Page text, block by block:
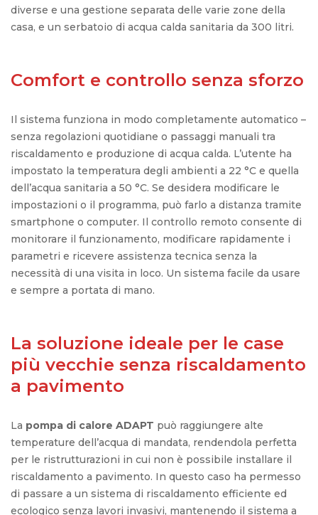
diverse e una gestione separata delle varie zone della
casa, e un serbatoio di acqua calda sanitaria da 300 litri.
Comfort e controllo senza sforzo
Il sistema funziona in modo completamente automatico –
senza regolazioni quotidiane o passaggi manuali tra
riscaldamento e produzione di acqua calda. L’utente ha
impostato la temperatura degli ambienti a 22 °C e quella
dell’acqua sanitaria a 50 °C. Se desidera modificare le
impostazioni o il programma, può farlo a distanza tramite
smartphone o computer. Il controllo remoto consente di
monitorare il funzionamento, modificare rapidamente i
parametri e ricevere assistenza tecnica senza la
necessità di una visita in loco. Un sistema facile da usare
e sempre a portata di mano.
La soluzione ideale per le case
più vecchie senza riscaldamento
a pavimento
La pompa di calore ADAPT può raggiungere alte
temperature dell’acqua di mandata, rendendola perfetta
per le ristrutturazioni in cui non è possibile installare il
riscaldamento a pavimento. In questo caso ha permesso
di passare a un sistema di riscaldamento efficiente ed
ecologico senza lavori invasivi, mantenendo il sistema a